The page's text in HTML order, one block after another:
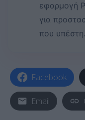
εφαρμογή
για
που υπέστη.
Facebook
Email